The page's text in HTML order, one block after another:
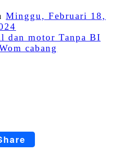
Minggu, Februari 18,